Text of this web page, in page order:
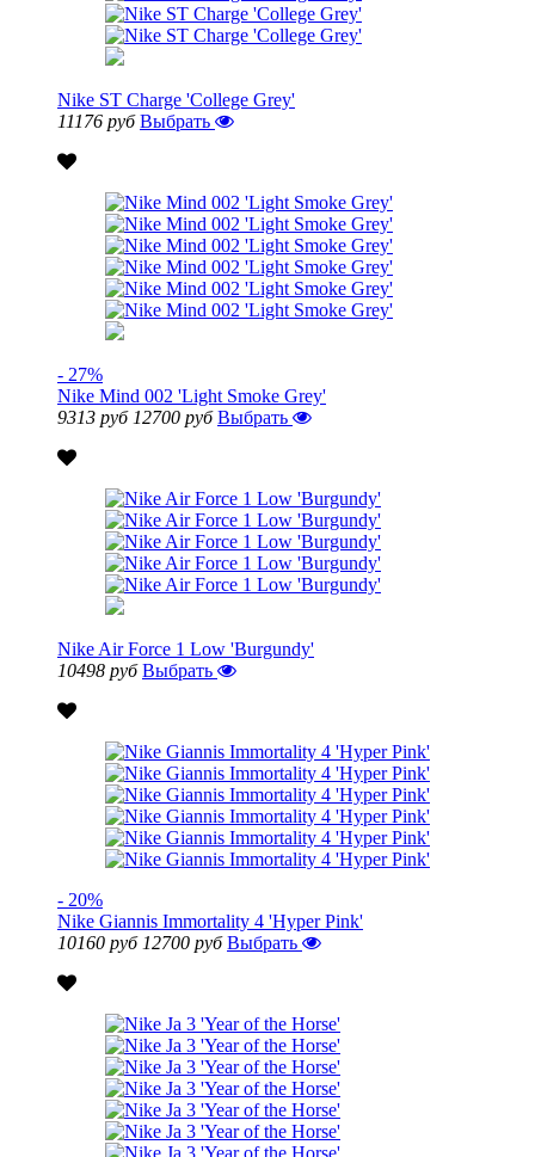
Nike ST Charge 'College Grey'
11176 руб Выбрать
- 27%
Nike Mind 002 'Light Smoke Grey'
9313 руб 12700 руб Выбрать
Nike Air Force 1 Low 'Burgundy'
10498 руб Выбрать
- 20%
Nike Giannis Immortality 4 'Hyper Pink'
10160 руб 12700 руб Выбрать